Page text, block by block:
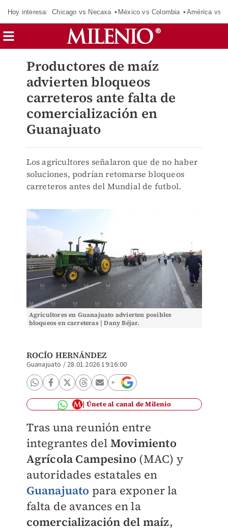
Hoy interesa: Chicago vs Necaxa México vs Colombia América vs
Productores de maíz
advierten bloqueos
carreteros ante falta de
comercialización en
Guanajuato
Los agricultores señalaron que de no haber
soluciones, podrían retomarse bloqueos
carreteros antes del Mundial de futbol.
Agricultores en Guanajuato advierten posibles
bloqueos en carreteras | Dany Béjar.
ROCÍO HERNÁNDEZ
Guanajuato / 28.01.2026 19:16:00
Únete al canal de Milenio
Tras una reunión entre
integrantes del Movimiento
Agrícola Campesino (MAC) y
autoridades estatales en
Guanajuato para exponer la
falta de avances en la
comercialización del maíz,